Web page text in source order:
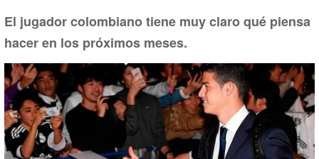
El jugador colombiano tiene muy claro qué piensa
hacer en los próximos meses.